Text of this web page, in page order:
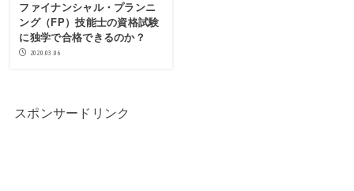
ファイナンシャル・プランニ
ング（FP）技能士の資格試験
に独学で合格できるのか？
2020.03.06
スポンサードリンク